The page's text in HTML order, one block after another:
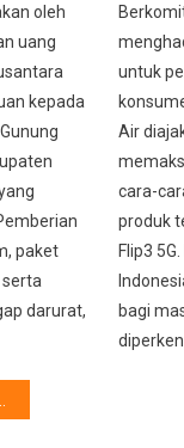
oleh
uang
kepada
paket
darurat,
untuk
Air
cara-
produk
Flip3
bagi